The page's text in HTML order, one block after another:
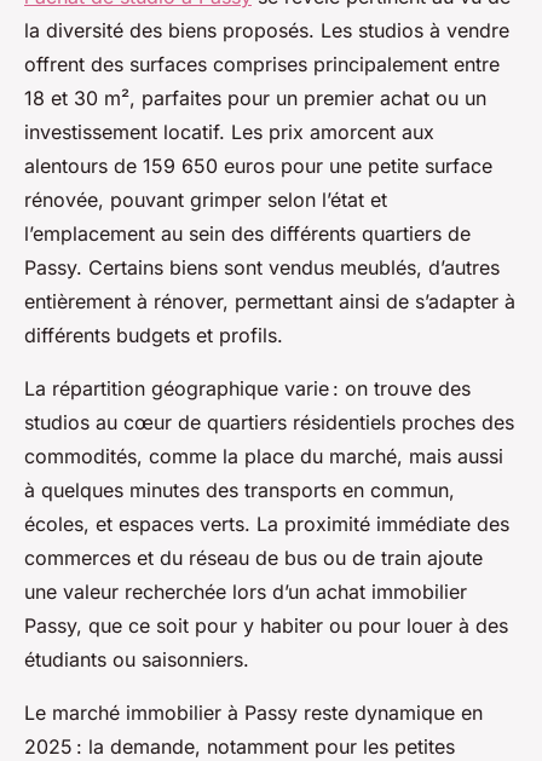
la diversité des biens proposés. Les studios à vendre
offrent des surfaces comprises principalement entre
18 et 30 m², parfaites pour un premier achat ou un
investissement locatif. Les prix amorcent aux
alentours de 159 650 euros pour une petite surface
rénovée, pouvant grimper selon l’état et
l’emplacement au sein des différents quartiers de
Passy. Certains biens sont vendus meublés, d’autres
entièrement à rénover, permettant ainsi de s’adapter à
différents budgets et profils.
La répartition géographique varie : on trouve des
studios au cœur de quartiers résidentiels proches des
commodités, comme la place du marché, mais aussi
à quelques minutes des transports en commun,
écoles, et espaces verts. La proximité immédiate des
commerces et du réseau de bus ou de train ajoute
une valeur recherchée lors d’un achat immobilier
Passy, que ce soit pour y habiter ou pour louer à des
étudiants ou saisonniers.
Le marché immobilier à Passy reste dynamique en
2025 : la demande, notamment pour les petites